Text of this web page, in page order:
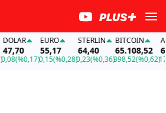
(%0,17)
EURO
55,17
0,15(%0,28)
STERLIN
64,40
0,23(%0,36)
BITCOIN
65.108,52
398,52(%0,62)